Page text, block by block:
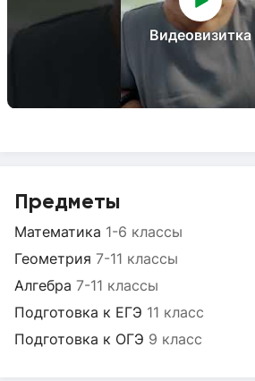
Видеовизитка
Предметы
Математика 1-6 классы
Геометрия 7-11 классы
Алгебра 7-11 классы
Подготовка к ЕГЭ 11 класс
Подготовка к ОГЭ 9 класс